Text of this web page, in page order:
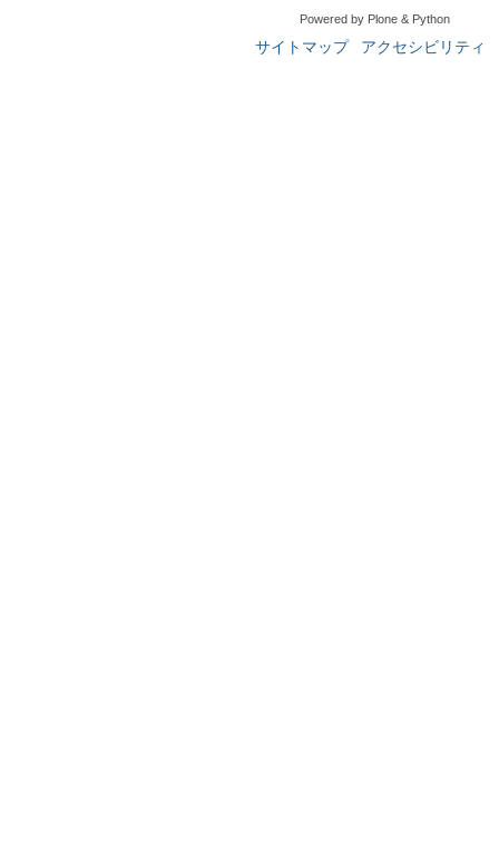
Powered by Plone & Python
サイトマップ アクセシビリティ